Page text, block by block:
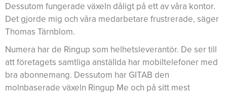
Dessutom fungerade växeln dåligt på ett av våra kontor.
Det gjorde mig och våra medarbetare frustrerade, säger
Thomas Tärnblom.
Numera har de Ringup som helhetsleverantör. De ser till
att företagets samtliga anställda har mobiltelefoner med
bra abonnemang. Dessutom har GITAB den
molnbaserade växeln Ringup Me och på sitt mest